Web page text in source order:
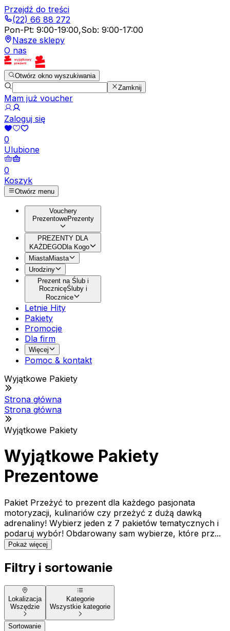
Przejdź do treści
(22) 66 88 272
Pon-Pt: 9:00-19:00,Sob: 9:00-17:00
Nasze sklepy
O nas
Otwórz okno wyszukiwania
Zamknij
Mam już voucher
Zaloguj się
0
Ulubione
0
Koszyk
Otwórz menu
Vouchery
PrezentowePrezenty
PREZENTY DLA
KAŻDEGODla Kogo
MiastaMiasta
Urodziny
Prezent na Ślub i
RocznicęŚluby i
Rocznice
Letnie Hity
Pakiety
Promocje
Dla firm
Więcej
Pomoc & kontakt
Wyjątkowe Pakiety
Strona główna
Strona główna
Wyjątkowe Pakiety
Wyjątkowe Pakiety
Prezentowe
Pakiet Przeżyć to prezent dla każdego pasjonata
motoryzacji, kulinariów czy przeżyć z dużą dawką
adrenaliny! Wybierz jeden z 7 pakietów tematycznych i
podaruj wybór! Obdarowany sam wybierze, które prz...
Pokaż więcej
Filtry i sortowanie
Lokalizacja
Wszędzie
Kategorie
Wszystkie kategorie
Sortowanie